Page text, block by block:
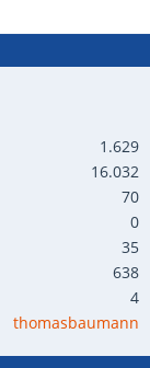
1.629
16.032
70
0
35
638
4
thomasbaumann